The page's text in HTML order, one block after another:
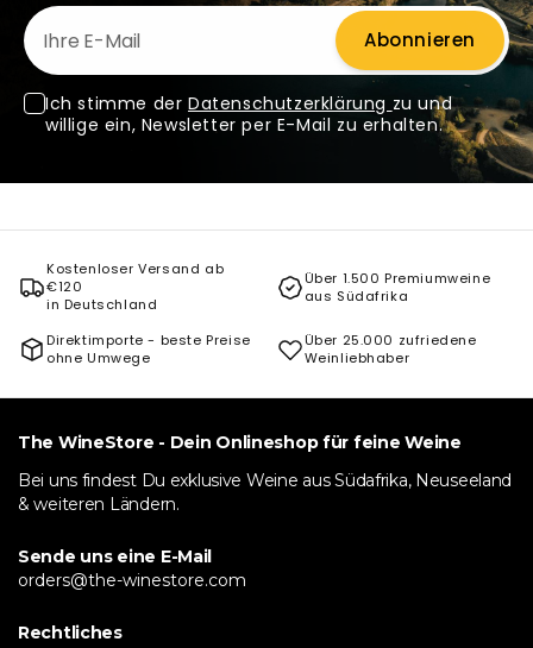
Ihre E-Mail
Abonnieren
Ich stimme der Datenschutzerklärung zu und
willige ein, Newsletter per E-Mail zu erhalten.
Kostenloser Versand ab
€120
in Deutschland
Über 1.500 Premiumweine
aus Südafrika
Direktimporte - beste Preise
ohne Umwege
Über 25.000 zufriedene
Weinliebhaber
The WineStore - Dein Onlineshop für feine Weine
Bei uns findest Du exklusive Weine aus Südafrika, Neuseeland
& weiteren Ländern.
Sende uns eine E-Mail
orders@the-winestore.com
Rechtliches